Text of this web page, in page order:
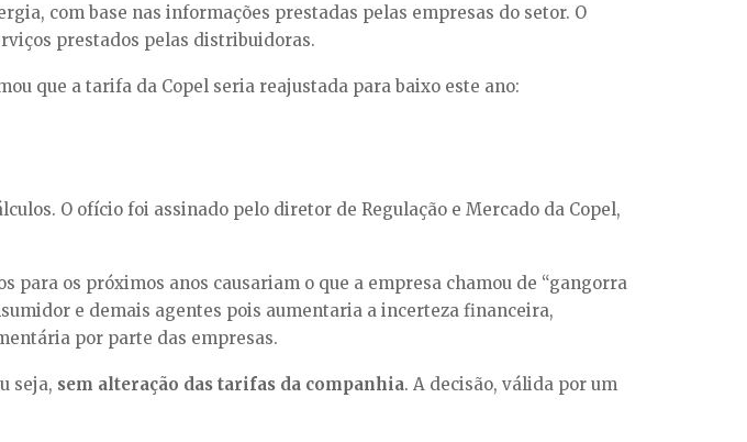
com base nas informações prestadas pelas empresas do setor. O
prestados pelas distribuidoras.
que a tarifa da Copel seria reajustada para baixo este ano:
O ofício foi assinado pelo diretor de Regulação e Mercado da Copel,
para os próximos anos causariam o que a empresa chamou de “gangorra
e demais agentes pois aumentaria a incerteza financeira,
por parte das empresas.
seja, sem alteração das tarifas da companhia. A decisão, válida por um